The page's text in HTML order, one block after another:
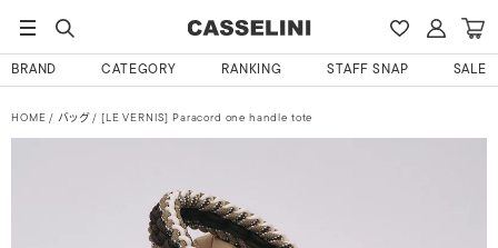
BRAND CATEGORY RANKING STAFF SNAP SALE
HOME バッグ [LE VERNIS] Paracord one handle tote